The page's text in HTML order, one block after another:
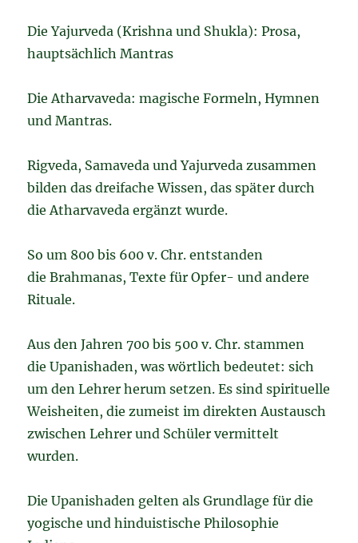
Die Yajurveda (Krishna und Shukla): Prosa,
hauptsächlich Mantras
Die Atharvaveda: magische Formeln, Hymnen
und Mantras.
Rigveda, Samaveda und Yajurveda zusammen
bilden das dreifache Wissen, das später durch
die Atharvaveda ergänzt wurde.
So um 800 bis 600 v. Chr. entstanden
die Brahmanas, Texte für Opfer- und andere
Rituale.
Aus den Jahren 700 bis 500 v. Chr. stammen
die Upanishaden, was wörtlich bedeutet: sich
um den Lehrer herum setzen. Es sind spirituelle
Weisheiten, die zumeist im direkten Austausch
zwischen Lehrer und Schüler vermittelt
wurden.
Die Upanishaden gelten als Grundlage für die
yogische und hinduistische Philosophie